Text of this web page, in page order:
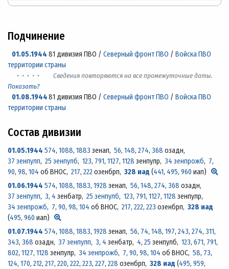
Подчинение
01.05.194481 дивизия ПВО /Северный фронт ПВО /Войска ПВО
территории страны
· · · · ·
Сведения повторяются на все промежуточные даты.
Показать?
01.08.194481 дивизия ПВО /Северный фронт ПВО /Войска ПВО
территории страны
Состав дивизии
01.05.1944 574,1088,1883 зенап,56,148,274,368 озадн,
37 зенпулп, 25 зенпулб, 123, 791, 1127, 1128 зенпулр, 34 зенпрожб, 7,
90, 98, 104 об ВНОС, 217, 222озенбрп, 328 иад (441, 495, 960 иап)
01.06.1944 574,1088,1883,1928 зенап,56,148,274,368 озадн,
37 зенпулп, 3, 4 зенбатр, 25 зенпулб, 123, 791, 1127, 1128 зенпулр,
34 зенпрожб, 7, 90, 98, 104 об ВНОС, 217, 222, 223 озенбрп, 328 иад
(495, 960 иап)
01.07.1944 574,1088,1883,1928 зенап,56, 74,148,197,243,274,311,
343, 368 озадн, 37 зенпулп, 3, 4 зенбатр, 4, 25 зенпулб, 123, 671, 791,
802, 1127, 1128 зенпулр, 34 зенпрожб, 7, 90, 98, 104 об ВНОС, 58, 73,
124, 170, 212, 217, 220, 222, 223, 227, 228 озенбрп, 328 иад (495, 959,